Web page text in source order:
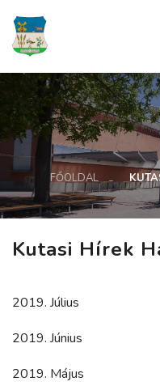
FŐOLDAL
Kutasi Hírek
2019. Július
2019. Június
2019. Május